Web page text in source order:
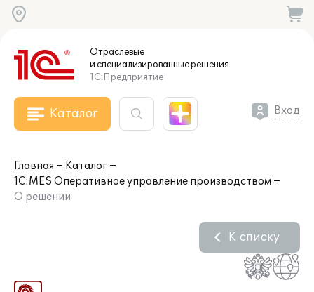
Отраслевые
и специализированныерешения
1С:Предприятие
Каталог Вход
Главная
Каталог
1С:MES Оперативное управление производством
О решении
К списку